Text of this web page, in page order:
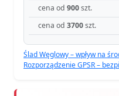
cena od 900szt.
cena od 3700szt.
Ślad Węglowy – wpływ na
Rozporządzenie GPSR –